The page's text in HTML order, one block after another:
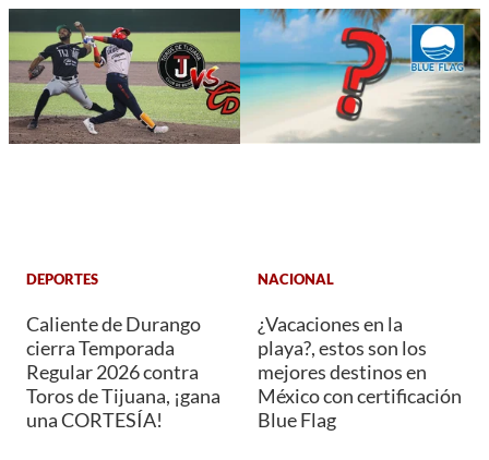
DEPORTES
Caliente de Durango
cierra Temporada
Regular 2026 contra
Toros de Tijuana, ¡gana
una CORTESÍA!
NACIONAL
¿Vacaciones en la
playa?, estos son los
mejores destinos en
México con certificación
Blue Flag